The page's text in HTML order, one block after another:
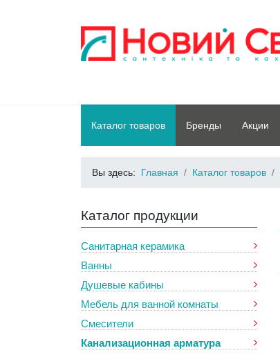
Каталог товаров Бренды Акции
Вы здесь: Главная Каталог товаров
Каталог продукции
Санитарная керамика
Ванны
Душевые кабины
Мебель для ванной комнаты
Смесители
Канализационная арматура